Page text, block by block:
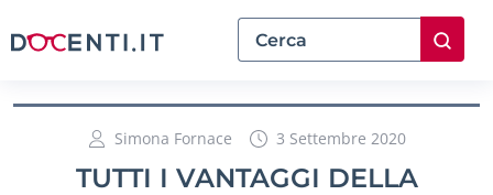
Simona Fornace 3 Settembre 2020
TUTTI I VANTAGGI DELLA